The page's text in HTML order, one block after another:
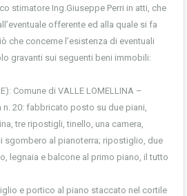
stimatore Ing.Giuseppe Perri in atti, che
offerente ed alla quale si fa
che concerne l’esistenza di eventuali
gravanti sui seguenti beni immobili:
Comune di VALLE LOMELLINA –
n. 20: fabbricato posto su due piani,
tre ripostigli, tinello, una camera,
sgombero al pianoterra; ripostiglio, due
legnaia e balcone al primo piano, il tutto
e portico al piano staccato nel cortile